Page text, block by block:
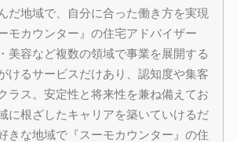
だ地域で、自分に合った働き方を実現
モカウンター』の住宅アドバイザー
美容など複数の領域で事業を展開する
けるサービスだけあり、認知度や集客
ラス。安定性と将来性を兼ね備えてお
に根ざしたキャリアを築いていけるだ
きな地域で『スーモカウンター』の住